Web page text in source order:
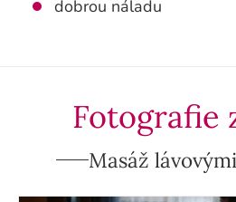
dobrou náladu
Fotografie
Masáž